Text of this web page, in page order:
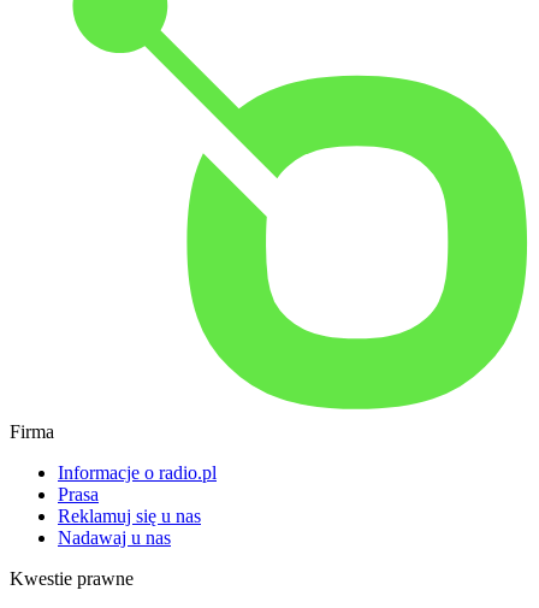
Firma
Informacje o radio.pl
Prasa
Reklamuj się u nas
Nadawaj u nas
Kwestie prawne